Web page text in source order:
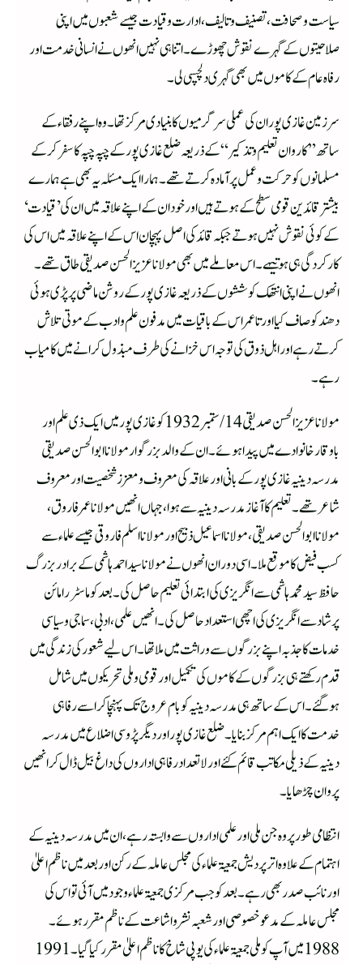
سیاست وصحافت، تصنیف وتالیف، ادارت وقیادت جیسے شعبوں میں اپنی
صلاحیتوں کے گہرے نقوش چھوڑے۔ اتنا ہی نہیں انھوں نے انسانی خدمت اور
رفاہ عام کے کاموں میں بھی گہری دلچسپی لی۔
سرزمین غازی پور ان کی عملی سرگرمیوں کا بنیادی مرکز تھا۔ وہ اپنے رفقاء کے
ساتھ ”کاروان تعلیم وتذکیر“ کے ذریعہ ضلع غازی پور کے چپہ چپہ کا سفر کرکے
مسلمانوں کو حرکت وعمل پر آمادہ کرتے تھے۔ ہمارا ایک مسئلہ یہ بھی ہے ہمارے
بیشتر قائدین قومی سطح کے ہوتے ہیں اور خود ان کے اپنے علاقہ میں ان کی ’قیادت‘
کے کوئی نقوش نہیں ہوتے جبکہ قائد کی اصل پہچان اس کے اپنے علاقہ میں اس کی
کارکردگی ہی ہوتیہے۔ اس معاملے میں بھی مولانا عزیز الحسن صدیقی طاق تھے۔
انھوں نے اپنی انتھک کوششوں کے ذریعہ غازی پور کے روشن ماضی پر پڑی ہوئی
دھند کو صاف کیا اور تاعمر اس کے باقیات میں مدفون علم وادب کے موتی تلاش
کرتے رہے اور اہل ذوق کی توجہ اس خزانے کی طرف مبذول کرانے میں کامیاب
رہے۔
مولانا عزیز الحسن صدیقی 14/ستمبر1932کو غازی پور میں ایک ذی علم اور
باوقار خانوادے میں پیدا ہوئے۔ ان کے والد بزرگوارمولانا ابوالحسن صدیقی
مدرسہ دینیہ غازی پور کے بانی اور علاقہ کی معروف ومعزز شخصیت اور معروف
شاعر تھے۔تعلیم کا آغاز مدرسہ دینیہ سے ہوا، جہاں انھیں مولانا عمر فاروق،
مولانا ابوالحسن صدیقی،مولانا اسماعیل ذبیح اور مولانا اسلم فاروقی جیسے علماء سے
کسب فیض کا موقع ملا۔اسی دوران انھوں نے مولانا سیداحمد ہاشمی کے برادربزرگ
حافظ سید محمدہاشمی سے انگریزی کی ابتدائی تعلیم حاصل کی۔ بعد کو ماسٹر رامائن
پرشاد سے انگریزی کی اچھی استعداد حاصل کی۔انھیں علمی، ادبی، سماجی وسیاسی
خدمات کا جذبہ اپنے بزرگوں سے وراثت میں ملا تھا۔اس لیے شعور کی زندگی میں
قدم رکھتے ہی بزرگوں کے کاموں کی تکمیل اور قومی وملی تحریکوں میں شامل
ہوگئے۔اس کے ساتھ ہی مدرسہ دینیہ کو بام عروج تک پہنچا کر اسے رفاہی
خدمت کا ایک اہم مرکز بنایا۔ ضلع غازی پور اور دیگر پڑوسی اضلاع میں مدرسہ
دینیہ کے ذیلی مکاتب قائم کئے اور لاتعداد رفاہی اداروں کی داغ بیل ڈال کر انھیں
پروان چڑھایا۔
انتظامی طورپر وہ جن ملی اور علمی اداروں سے وابستہ رہے، ان میں مدرسہ دینیہ کے
اہتمام کے علاوہ اترپردیش جمعیۃ علماء کی مجلس عاملہ کے رکن اور بعد میں ناظم اعلیٰ
اور نائب صدر بھی رہے۔ بعد کو جب مرکزی جمعیۃ علماء وجود میں آئی تو اس کی
مجلس عاملہ کے مدعو خصوصی اور شعبہ نشر واشاعت کے ناظم مقرر ہوئے۔
1988میں آپ کو ملی جمعیۃ علماء کی یوپی شاخ کا ناظم اعلیٰ مقرر کیا گیا۔1991